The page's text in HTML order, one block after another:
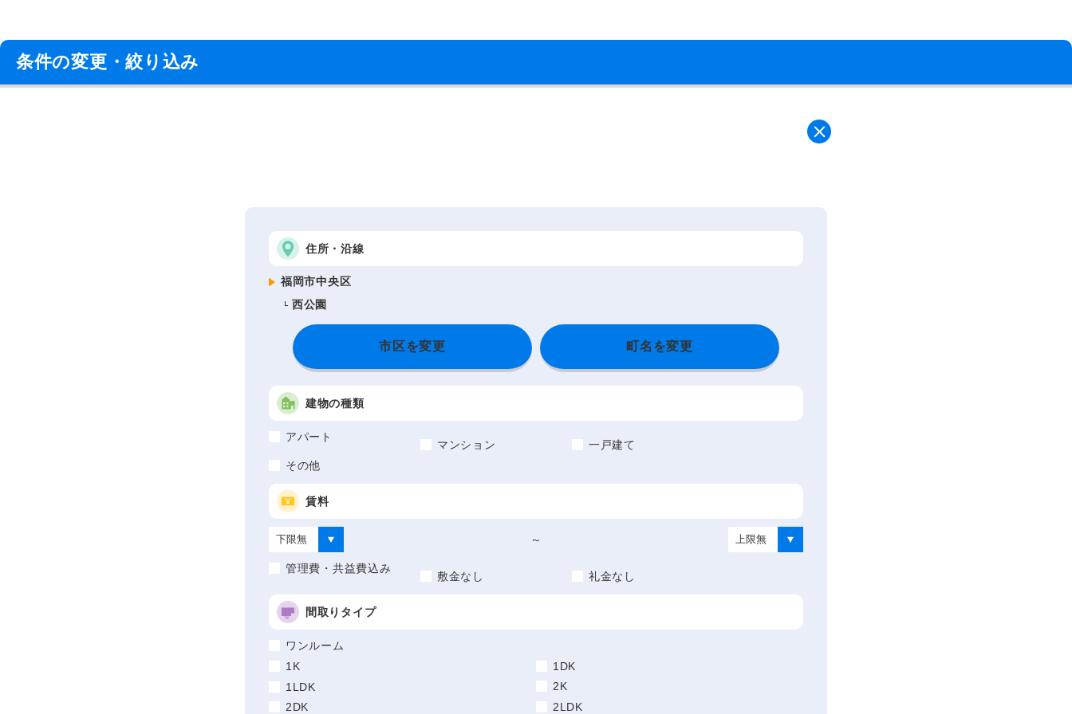
条件の変更・絞り込み
住所・沿線
福岡市中央区
西公園
市区を変更 町名を変更
建物の種類
アパート
マンション
一戸建て
その他
賃料
～
管理費・共益費込み
敷金なし 礼金なし
間取りタイプ
ワンルーム
1K
1DK
1LDK
2K
2DK
2LDK